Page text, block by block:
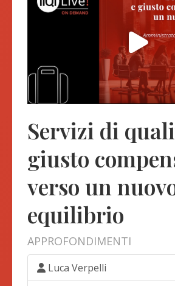
Servizi di
giusto
verso un
equilibrio
APPROFONDIMENTI
Luca Verpelli